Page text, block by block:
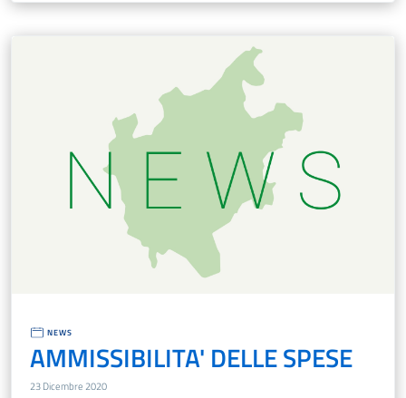
NEWS
AMMISSIBILITA' DELLE SPESE
23 Dicembre 2020